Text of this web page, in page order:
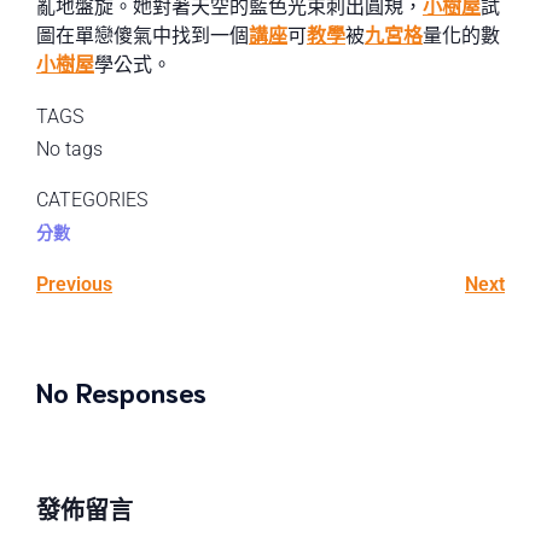
亂地盤旋。她對著天空的藍色光束刺出圓規， 小樹屋試
圖在單戀傻氣中找到一個講座可教學被九宮格量化的數
小樹屋學公式。
TAGS
No tags
CATEGORIES
分數
Previous Next
No Responses
發佈留言